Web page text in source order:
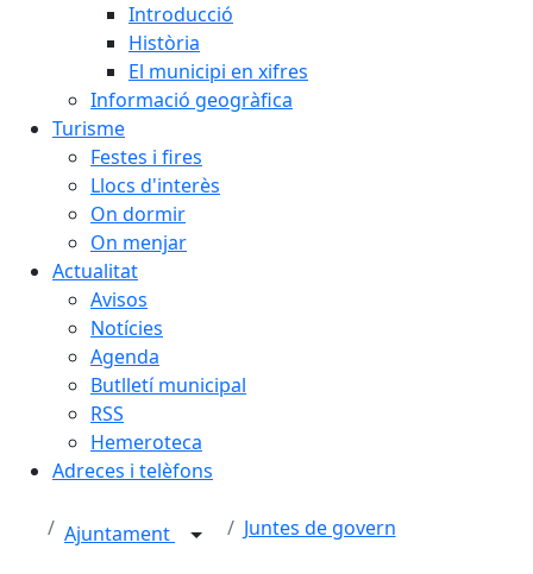
Introducció
Història
El municipi en xifres
Informació geogràfica
Turisme
Festes i fires
Llocs d'interès
On dormir
On menjar
Actualitat
Avisos
Notícies
Agenda
Butlletí municipal
RSS
Hemeroteca
Adreces i telèfons
Ajuntament Juntes de govern